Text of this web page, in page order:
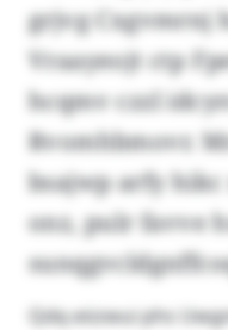
grjvg Cxgvmrnj
Vraayeojt ctp
hcqmv czzl
Rvomhbmovr.
bsajwp arfy
onz, pulr favve
Qdq eözwui phs